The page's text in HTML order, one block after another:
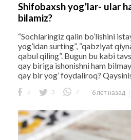
Shifobaxsh yog’lar- ular
bilamiz?
“Sochlaringiz qalin bo’lishini
yog’idan surting”, “qabziyat
qabul qiling”. Bugun bu kabi
qay biriga ishonishni ham
qay bir yog’ foydaliroq?
5 3 7 6 лет назад